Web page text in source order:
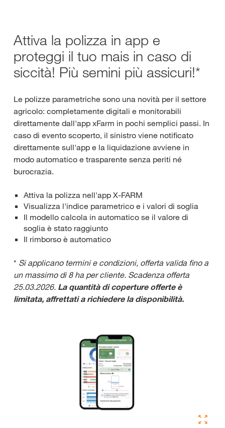
Attiva la polizza in app e
proteggi il tuo mais in caso di
siccità! Più semini più assicuri!*
Le polizze parametriche sono una novità per il settore
agricolo: completamente digitali e monitorabili
direttamente dall'app xFarm in pochi semplici passi. In
caso di evento scoperto, il sinistro viene notificato
direttamente sull'app e la liquidazione avviene in
modo automatico e trasparente senza periti né
burocrazia.
Attiva la polizza nell'app X-FARM
Visualizza l'indice parametrico e i valori di soglia
Il modello calcola in automatico se il valore di
soglia è stato raggiunto
Il rimborso è automatico
* Si applicano termini e condizioni, offerta valida fino a
un massimo di 8 ha per cliente. Scadenza offerta
25.03.2026. La quantità di coperture offerte è
limitata, affrettati a richiedere la disponibilità.